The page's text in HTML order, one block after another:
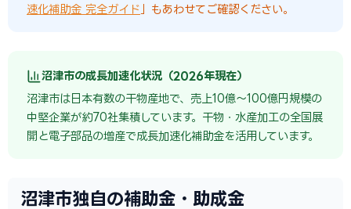
速化補助金 完全ガイド 」もあわせてご確認ください。
沼津市の成長加速化状況（2026年現在）
沼津市は日本有数の干物産地で、売上10億〜100億円規模の
中堅企業が約70社集積しています。干物・水産加工の全国展
開と電子部品の増産で成長加速化補助金を活用しています。
沼津市独自の補助金・助成金